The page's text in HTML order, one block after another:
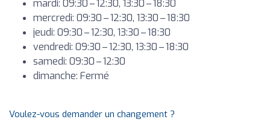
mardi: 09:30 – 12:30, 13:30 – 18:30
mercredi: 09:30 – 12:30, 13:30 – 18:30
jeudi: 09:30 – 12:30, 13:30 – 18:30
vendredi: 09:30 – 12:30, 13:30 – 18:30
samedi: 09:30 – 12:30
dimanche: Fermé
Voulez-vous demander un changement ?